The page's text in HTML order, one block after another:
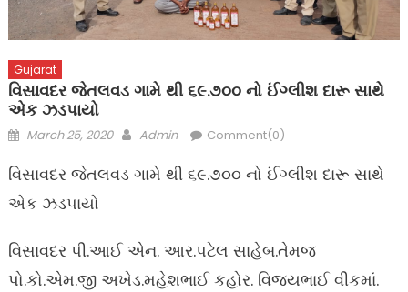
Gujarat
વિસાવદર જેતલવડ ગામે થી ૬૯.૭૦૦ નો ઈંગ્લીશ દારૂ સાથે
એક ઝડપાયો
Posted
March 25, 2020 Author
Admin Comment(0)
વિસાવદર જેતલવડ ગામે થી ૬૯.૭૦૦ નો ઈંગ્લીશ દારૂ સાથે
એક ઝડપાયો
વિસાવદર પી.આઈ એન. આર.પટેલ સાહેબ.તેમજ
પો.કો.એમ.જી અખેડ.મહેશભાઈ કહોર. વિજયભાઈ વીકમાં.